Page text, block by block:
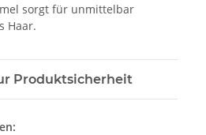
sorgt für unmittelbar
Haar.
Produktsicherheit